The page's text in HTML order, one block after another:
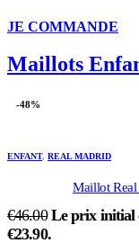
JE COMMANDE
Maillots
-48%
ENFANT, REAL MADRID
Maillot
€46.00 Le prix initial
€23.90.